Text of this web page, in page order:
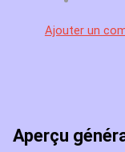
Ajouter un
Aperçu